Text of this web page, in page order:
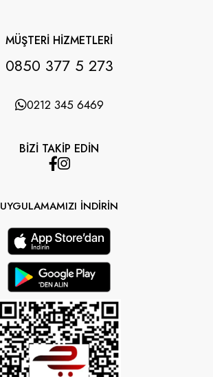
MÜŞTERİ HİZMETLERİ
0850 377 5 273
0212 345 6469
BİZİ TAKİP EDİN
UYGULAMAMIZI İNDİRİN